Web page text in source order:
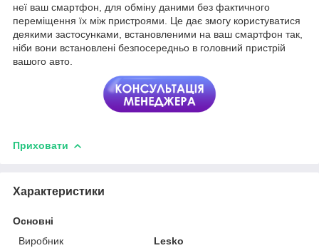
неї ваш смартфон, для обміну даними без фактичного
переміщення їх між пристроями. Це дає змогу користуватися
деякими застосунками, встановленими на ваш смартфон так,
ніби вони встановлені безпосередньо в головний пристрій
вашого авто.
Приховати
Характеристики
Основні
Виробник
Lesko